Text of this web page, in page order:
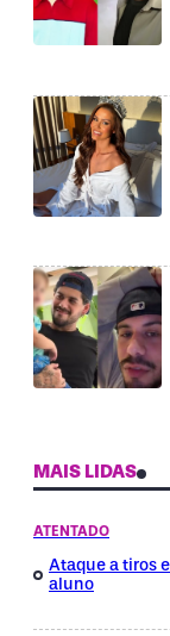
MAIS LIDAS
ATENTADO
Ataque a tiros
aluno